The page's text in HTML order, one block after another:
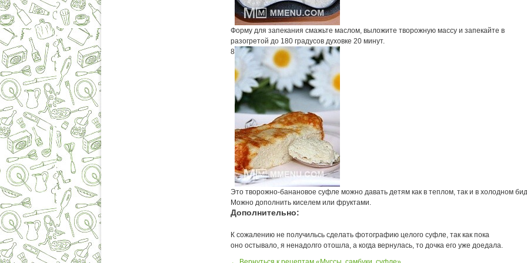
Форму для запекания смажьте маслом, выложите творожную массу и запекайте в
разогретой до 180 градусов духовке 20 минут.
8
Это творожно-банановое суфле можно давать детям как в теплом, так и в холодном
Можно дополнить киселем или фруктами.
Дополнительно:
К сожалению не получильсь сделать фотографию целого суфле, так как пока
оно остывало, я ненадолго отошла, а когда вернулась, то дочка его уже доедала.